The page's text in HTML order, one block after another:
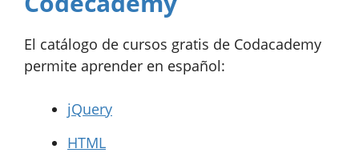
El catálogo de cursos gratis de Codacademy
permite aprender en español:
jQuery
HTML